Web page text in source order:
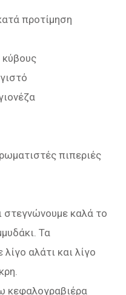
προτίμηση
πιπεριές
στεγνώνουμε καλά το
Τα
αλάτι και λίγο
κεφαλογραβιέρα